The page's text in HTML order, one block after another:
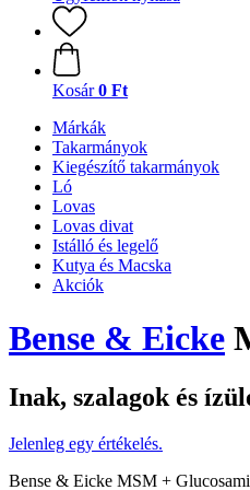
Kosár 0 Ft
Márkák
Takarmányok
Kiegészítő takarmányok
Ló
Lovas
Lovas divat
Istálló és legelő
Kutya és Macska
Akciók
Bense & Eicke
Inak, szalagok és
Jelenleg egy értékelés.
Bense & Eicke MSM +